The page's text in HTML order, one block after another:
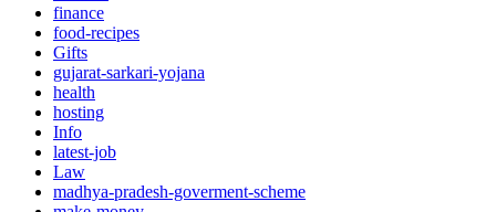
finance
food-recipes
Gifts
gujarat-sarkari-yojana
health
hosting
Info
latest-job
Law
madhya-pradesh-goverment-scheme